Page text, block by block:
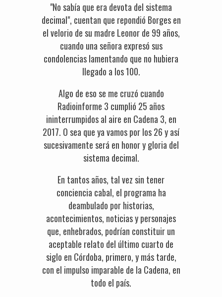
"No sabía que era devota del sistema
decimal", cuentan que repondió Borges en
el velorio de su madre Leonor de 99 años,
cuando una señora expresó sus
condolencias lamentando que no hubiera
llegado a los 100.
Algo de eso se me cruzó cuando
Radioinforme 3 cumplió 25 años
ininterrumpidos al aire en Cadena 3, en
2017. O sea que ya vamos por los 26 y así
sucesivamente será en honor y gloria del
sistema decimal.
En tantos años, tal vez sin tener
conciencia cabal, el programa ha
deambulado por historias,
acontecimientos, noticias y personajes
que, enhebrados, podrían constituir un
aceptable relato del último cuarto de
siglo en Córdoba, primero, y más tarde,
con el impulso imparable de la Cadena, en
todo el país.